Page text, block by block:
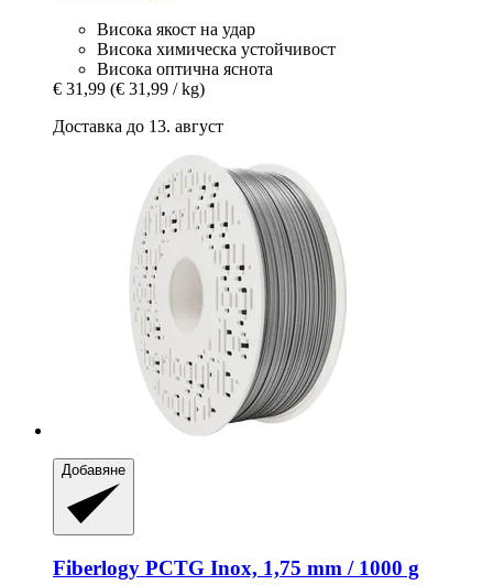
Висока якост на удар
Висока химическа устойчивост
Висока оптична яснота
€ 31,99 (€ 31,99 / kg)
Доставка до 13. август
Добавяне
Fiberlogy PCTG Inox, 1,75 mm / 1000 g